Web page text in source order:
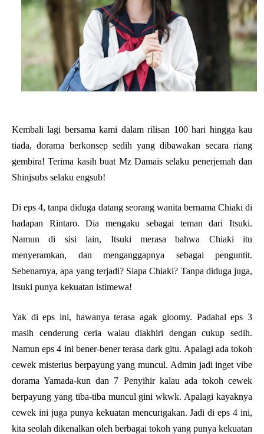
Kembali lagi bersama kami dalam rilisan 100 hari hingga kau
tiada, dorama berkonsep sedih yang dibawakan secara riang
gembira! Terima kasih buat Mz Damais selaku penerjemah dan
Shinjsubs selaku engsub!
Di eps 4, tanpa diduga datang seorang wanita bernama Chiaki di
hadapan Rintaro. Dia mengaku sebagai teman dari Itsuki.
Namun di sisi lain, Itsuki merasa bahwa Chiaki itu
menyeramkan, dan menganggapnya sebagai penguntit.
Sebenarnya, apa yang terjadi? Siapa Chiaki? Tanpa diduga juga,
Itsuki punya kekuatan istimewa!
Yak di eps ini, hawanya terasa agak gloomy. Padahal eps 3
masih cenderung ceria walau diakhiri dengan cukup sedih.
Namun eps 4 ini bener-bener terasa dark gitu. Apalagi ada tokoh
cewek misterius berpayung yang muncul. Admin jadi inget vibe
dorama Yamada-kun dan 7 Penyihir kalau ada tokoh cewek
berpayung yang tiba-tiba muncul gini wkwk. Apalagi kayaknya
cewek ini juga punya kekuatan mencurigakan. Jadi di eps 4 ini,
kita seolah dikenalkan oleh berbagai tokoh yang punya kekuatan